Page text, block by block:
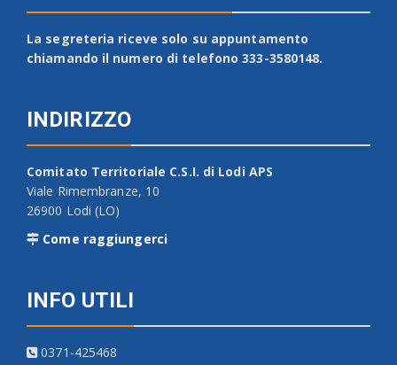
La segreteria riceve solo su appuntamento
chiamando il numero di telefono 333-3580148.
INDIRIZZO
Comitato Territoriale C.S.I. di Lodi APS
Viale Rimembranze, 10
26900 Lodi (LO)
Come raggiungerci
INFO UTILI
0371-425468